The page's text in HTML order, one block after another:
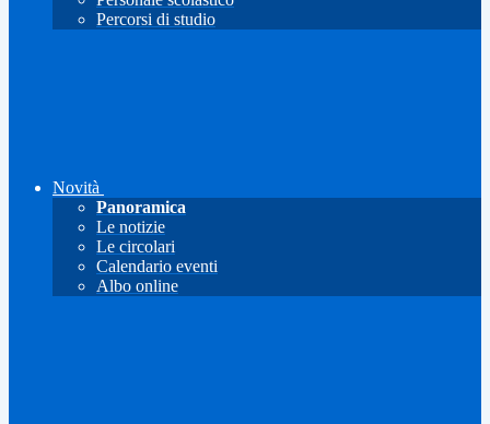
Percorsi di studio
Novità
Panoramica
Le notizie
Le circolari
Calendario eventi
Albo online